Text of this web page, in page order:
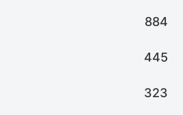
884
445
323